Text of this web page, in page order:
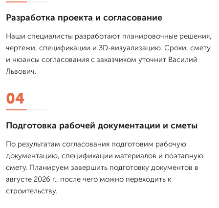
Разработка проекта и согласование
Наши специалисты разработают планировочные решения,
чертежи, спецификации и 3D-визуализацию. Сроки, смету
и нюансы согласования с заказчиком уточнит Василий
Львович.
04
Подготовка рабочей документации и сметы
По результатам согласования подготовим рабочую
документацию, спецификации материалов и поэтапную
смету. Планируем завершить подготовку документов в
августе 2026 г., после чего можно переходить к
строительству.